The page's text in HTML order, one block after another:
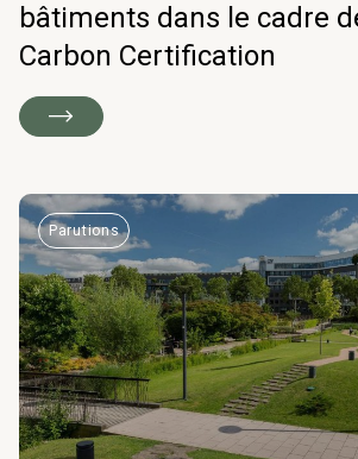
bâtiments dans le cadre
Carbon Certification
Parutions